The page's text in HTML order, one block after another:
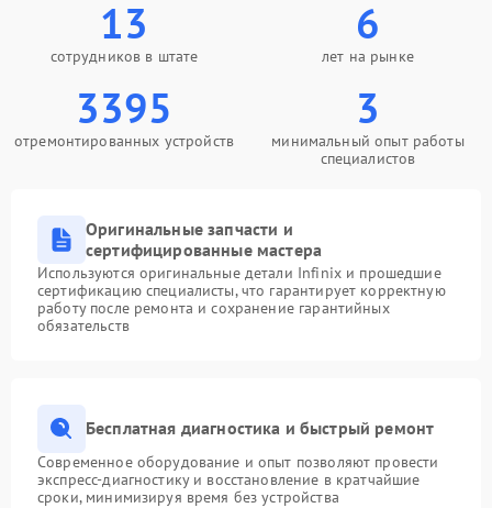
13
сотрудников в штате
6
лет на рынке
3395
отремонтированных устройств
3
минимальный опыт работы
специалистов
Оригинальные запчасти и
сертифицированные мастера
Используются оригинальные детали Infinix и прошедшие
сертификацию специалисты, что гарантирует корректную
работу после ремонта и сохранение гарантийных
обязательств
Бесплатная диагностика и быстрый ремонт
Современное оборудование и опыт позволяют провести
экспресс-диагностику и восстановление в кратчайшие
сроки, минимизируя время без устройства